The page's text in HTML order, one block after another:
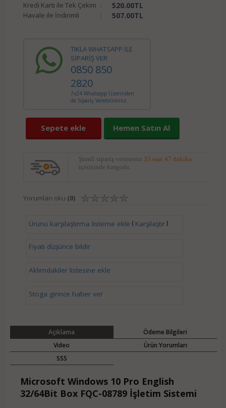
Kredi Kartı ile Tek Çekim : 520.00TL
Havale ile İndirimli : 507.00TL
TIKLA WHATSAPP İLE
SİPARİŞ VER
0850 850
2820
7x24 Whatsapp Üzerinden
de Sipariş Verebilirsiniz.
Sepete ekle Hemen Satın Al
Şimdi sipariş verirseniz 33 saat 47 dakika
içerisinde kargoda.
Yorumları oku (0)
Ürünü karşılaştırma listeme ekle ( Karşılaştır)
Fiyatı düşünce bildir
Aklımdakiler listesine ekle
Stoga girince haber ver
Açıklama
Ödeme Bilgileri
Video
Ürün Yorumları
SSS
Microsoft Windows 10 Pro English
32/64Bit Box FQC-08789 İşletim Sistemi